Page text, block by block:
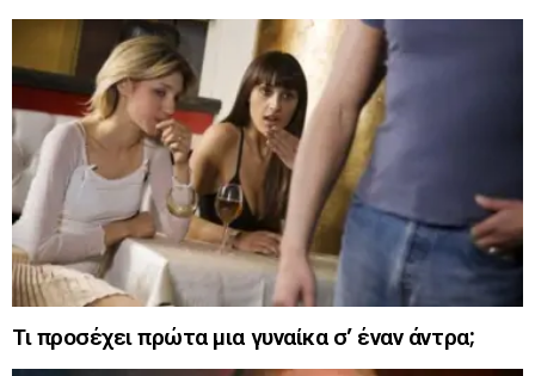
Τι προσέχει πρώτα μια γυναίκα σ’ έναν άντρα;